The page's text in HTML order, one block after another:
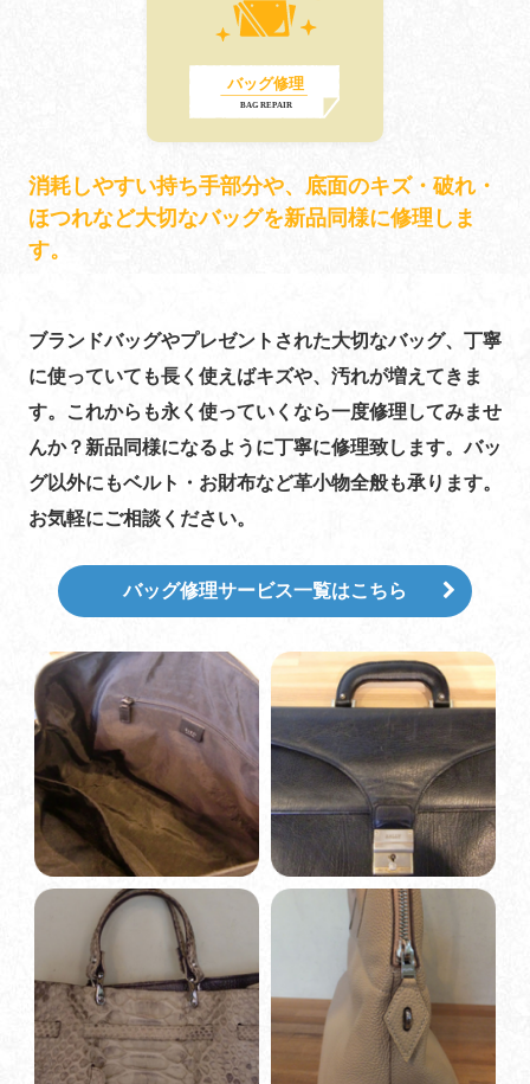
消耗しやすい持ち手部分や、底面のキズ・破れ・
ほつれなど大切なバッグを新品同様に修理しま
す。
ブランドバッグやプレゼントされた大切なバッグ、丁寧
に使っていても長く使えばキズや、汚れが増えてきま
す。これからも永く使っていくなら一度修理してみませ
んか？新品同様になるように丁寧に修理致します。バッ
グ以外にもベルト・お財布など革小物全般も承ります。
お気軽にご相談ください。
バッグ修理サービス一覧はこちら